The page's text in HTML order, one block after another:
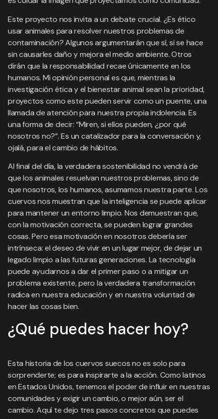
Este proyecto nos invita a un debate crucial. ¿Es ético
usar animales para resolver nuestros problemas de
contaminación? Algunos argumentarán que sí, si se hace
sin causarles daño y mejora el medio ambiente. Otros
dirán que la responsabilidad recae únicamente en los
humanos. Mi opinión personal es que, mientras la
investigación ética y el bienestar animal sean la prioridad,
proyectos como este pueden servir como un puente, una
llamada de atención para nuestra propia indolencia. Es
una forma de decir: “Miren, si ellos pueden, ¿por qué
nosotros no?”. Es un catalizador para la conversación y,
ojalá, para el cambio de hábitos.
Al final del día, la verdadera sostenibilidad no vendrá de
que los animales resuelvan nuestros problemas, sino de
que nosotros, los humanos, asumamos nuestra parte. Los
cuervos nos muestran que la inteligencia se puede aplicar
para mantener un entorno limpio. Nos demuestran que,
con la motivación correcta, se pueden lograr grandes
cosas. Pero esa motivación en nosotros debería ser
intrínseca: el deseo de vivir en un lugar mejor, de dejar un
legado limpio a las futuras generaciones. La tecnología
puede ayudarnos a dar el primer paso o a mitigar un
problema existente, pero la verdadera transformación
radica en nuestra educación y en nuestra voluntad de
hacer las cosas bien.
¿Qué puedes hacer hoy?
Esta historia de los cuervos suecos no es solo para
sorprenderte; es para inspirarte a la acción. Como latinos
en Estados Unidos, tenemos el poder de influir en nuestras
comunidades y exigir un cambio, o mejor aún, ser el
cambio. Aquí te dejo tres pasos concretos que puedes